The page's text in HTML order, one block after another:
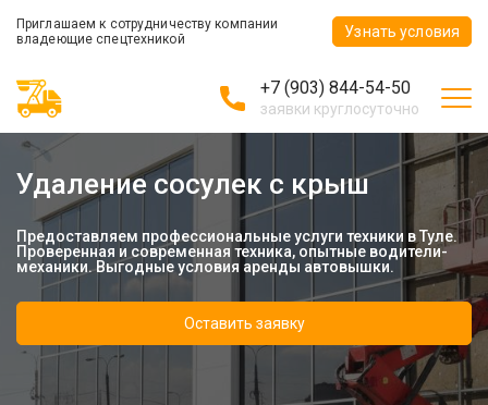
Приглашаем к сотрудничеству компании
владеющие спецтехникой
Узнать условия
+7 (903) 844-54-50
заявки круглосуточно
Удаление сосулек с крыш
Предоставляем профессиональные услуги техники в Туле.
Проверенная и современная техника, опытные водители-
механики. Выгодные условия аренды автовышки.
Оставить заявку